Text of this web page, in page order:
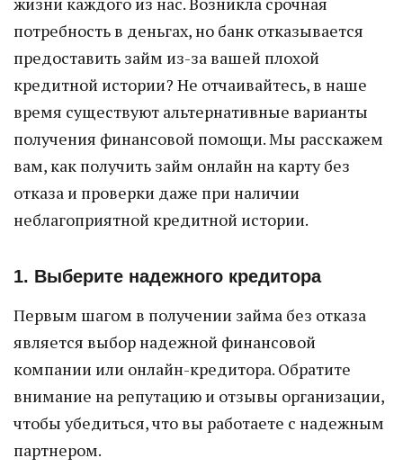
потребность в деньгах, но банк отказывается
предоставить займ из-за вашей плохой
кредитной истории? Не отчаивайтесь, в наше
время существуют альтернативные варианты
получения финансовой помощи. Мы расскажем
вам, как получить займ онлайн на карту без
отказа и проверки даже при наличии
неблагоприятной кредитной истории.
1. Выберите надежного кредитора
Первым шагом в получении займа без отказа
является выбор надежной финансовой
компании или онлайн-кредитора. Обратите
внимание на репутацию и отзывы организации,
чтобы убедиться, что вы работаете с надежным
партнером.